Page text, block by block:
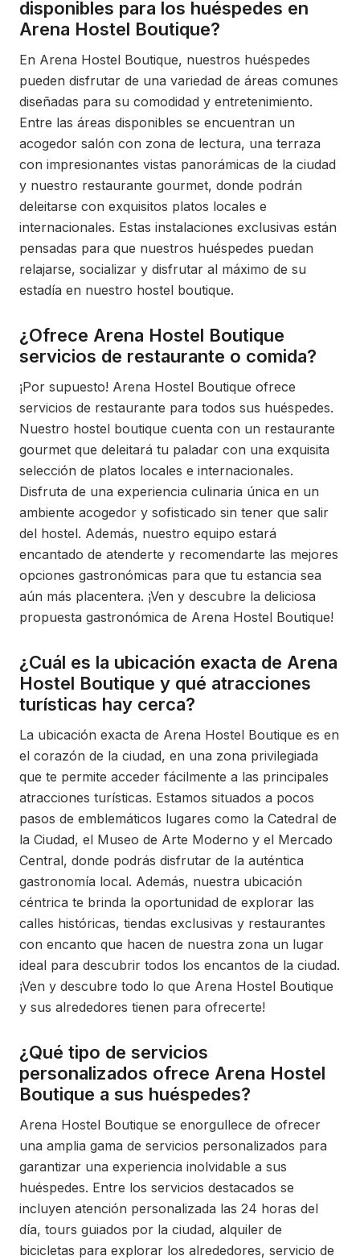
disponibles para los huéspedes en
Arena Hostel Boutique?
En Arena Hostel Boutique, nuestros huéspedes
pueden disfrutar de una variedad de áreas comunes
diseñadas para su comodidad y entretenimiento.
Entre las áreas disponibles se encuentran un
acogedor salón con zona de lectura, una terraza
con impresionantes vistas panorámicas de la ciudad
y nuestro restaurante gourmet, donde podrán
deleitarse con exquisitos platos locales e
internacionales. Estas instalaciones exclusivas están
pensadas para que nuestros huéspedes puedan
relajarse, socializar y disfrutar al máximo de su
estadía en nuestro hostel boutique.
¿Ofrece Arena Hostel Boutique
servicios de restaurante o comida?
¡Por supuesto! Arena Hostel Boutique ofrece
servicios de restaurante para todos sus huéspedes.
Nuestro hostel boutique cuenta con un restaurante
gourmet que deleitará tu paladar con una exquisita
selección de platos locales e internacionales.
Disfruta de una experiencia culinaria única en un
ambiente acogedor y sofisticado sin tener que salir
del hostel. Además, nuestro equipo estará
encantado de atenderte y recomendarte las mejores
opciones gastronómicas para que tu estancia sea
aún más placentera. ¡Ven y descubre la deliciosa
propuesta gastronómica de Arena Hostel Boutique!
¿Cuál es la ubicación exacta de Arena
Hostel Boutique y qué atracciones
turísticas hay cerca?
La ubicación exacta de Arena Hostel Boutique es en
el corazón de la ciudad, en una zona privilegiada
que te permite acceder fácilmente a las principales
atracciones turísticas. Estamos situados a pocos
pasos de emblemáticos lugares como la Catedral de
la Ciudad, el Museo de Arte Moderno y el Mercado
Central, donde podrás disfrutar de la auténtica
gastronomía local. Además, nuestra ubicación
céntrica te brinda la oportunidad de explorar las
calles históricas, tiendas exclusivas y restaurantes
con encanto que hacen de nuestra zona un lugar
ideal para descubrir todos los encantos de la ciudad.
¡Ven y descubre todo lo que Arena Hostel Boutique
y sus alrededores tienen para ofrecerte!
¿Qué tipo de servicios
personalizados ofrece Arena Hostel
Boutique a sus huéspedes?
Arena Hostel Boutique se enorgullece de ofrecer
una amplia gama de servicios personalizados para
garantizar una experiencia inolvidable a sus
huéspedes. Entre los servicios destacados se
incluyen atención personalizada las 24 horas del
día, tours guiados por la ciudad, alquiler de
bicicletas para explorar los alrededores, servicio de